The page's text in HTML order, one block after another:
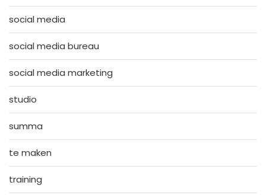
social media
social media bureau
social media marketing
studio
summa
te maken
training